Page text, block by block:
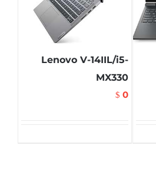
Lenovo V-14IIL/i5-
MX330
$ 0